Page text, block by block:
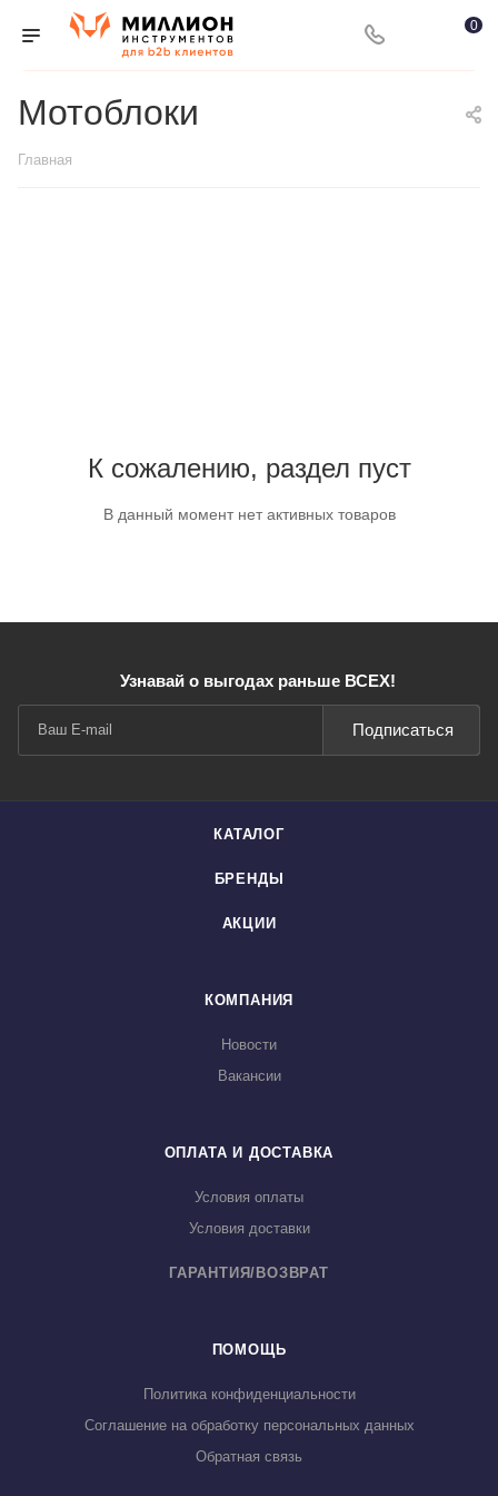
0
Мотоблоки
Главная
К сожалению, раздел пуст
В данный момент нет активных товаров
Узнавай о выгодах раньше ВСЕХ!
Подписаться
КАТАЛОГ
БРЕНДЫ
АКЦИИ
КОМПАНИЯ
Новости
Вакансии
ОПЛАТА И ДОСТАВКА
Условия оплаты
Условия доставки
ГАРАНТИЯ/ВОЗВРАТ
ПОМОЩЬ
Политика конфиденциальности
Соглашение на обработку персональных данных
Обратная связь